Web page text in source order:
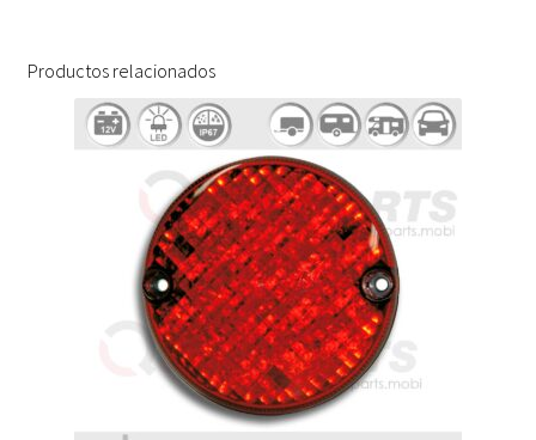
Productos relacionados